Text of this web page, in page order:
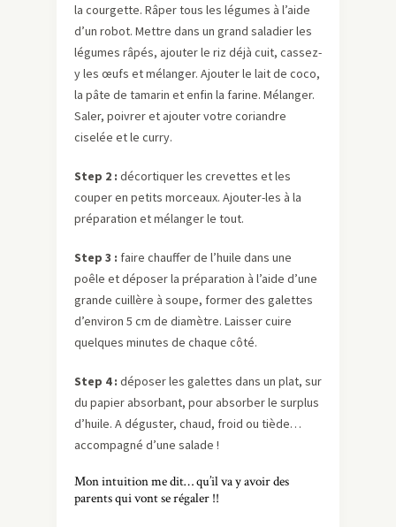
la courgette. Râper tous les légumes à l’aide
d’un robot. Mettre dans un grand saladier les
légumes râpés, ajouter le riz déjà cuit, cassez-
y les œufs et mélanger. Ajouter le lait de coco,
la pâte de tamarin et enfin la farine. Mélanger.
Saler, poivrer et ajouter votre coriandre
ciselée et le curry.
Step 2 : décortiquer les crevettes et les
couper en petits morceaux. Ajouter-les à la
préparation et mélanger le tout.
Step 3 : faire chauffer de l’huile dans une
poêle et déposer la préparation à l’aide d’une
grande cuillère à soupe, former des galettes
d’environ 5 cm de diamètre. Laisser cuire
quelques minutes de chaque côté.
Step 4 : déposer les galettes dans un plat, sur
du papier absorbant, pour absorber le surplus
d’huile. A déguster, chaud, froid ou tiède…
accompagné d’une salade !
Mon intuition me dit… qu’il va y avoir des
parents qui vont se régaler !!